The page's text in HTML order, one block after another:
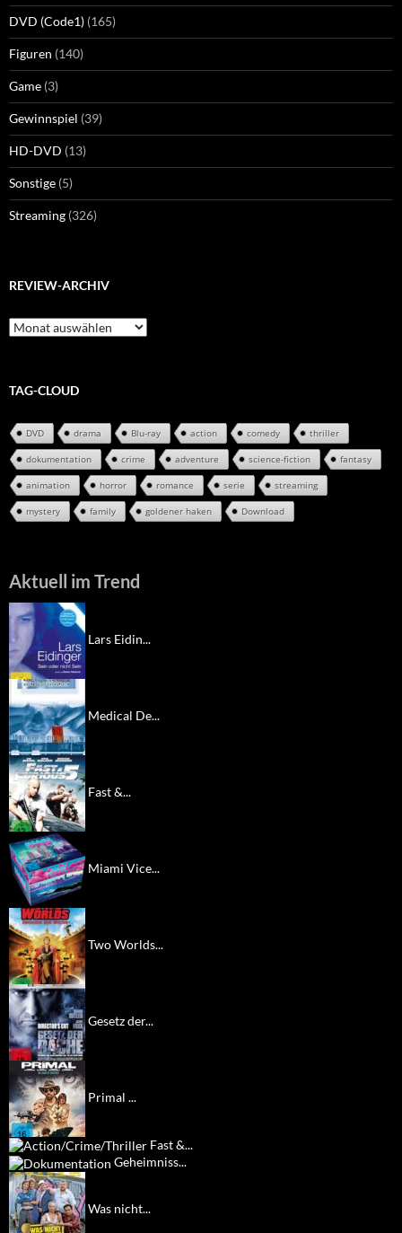
DVD (Code1) (165)
Figuren (140)
Game (3)
Gewinnspiel (39)
HD-DVD (13)
Sonstige (5)
Streaming (326)
REVIEW-ARCHIV
Review-
Archiv
TAG-CLOUD
DVD drama Blu-ray action comedy thriller
dokumentation crime adventure science-fiction fantasy
animation horror romance serie streaming
mystery family goldener haken Download
Aktuell im Trend
Lars Eidin...
Medical De...
Fast &...
Miami Vice...
Two Worlds...
Gesetz der...
Primal ...
Fast &...
Geheimniss...
Was nicht...